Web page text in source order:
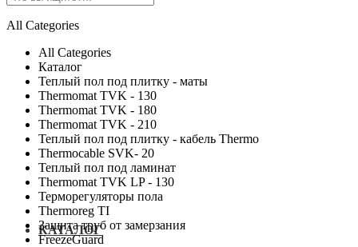
All Categories
All Categories
Каталог
Теплый пол под плитку - маты
Thermomat TVK - 130
Thermomat TVK - 180
Thermomat TVK - 210
Теплый пол под плитку - кабель Thermo
Thermocable SVK- 20
Теплый пол под ламинат
Thermomat TVK LP - 130
Терморегуляторы пола
Thermoreg TI
Защита труб от замерзания
FreezeGuard
КАТАЛОГ